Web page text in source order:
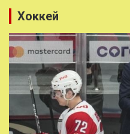
Хоккей